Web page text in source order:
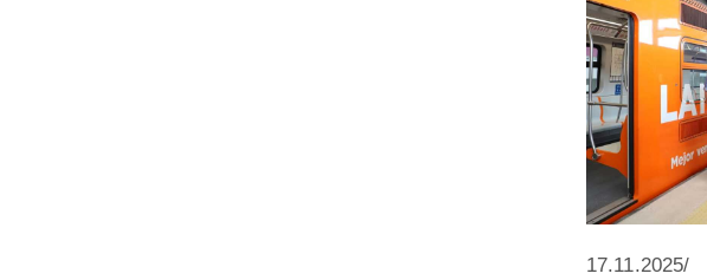
17.11.2025/